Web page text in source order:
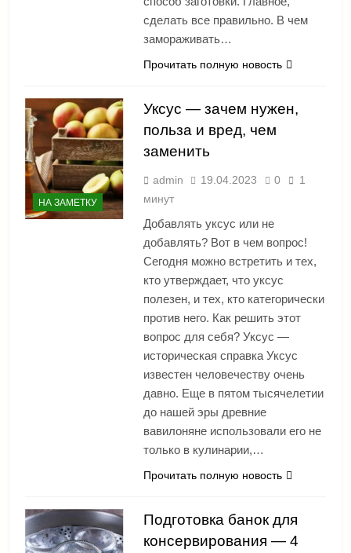
сделать все правильно. В чем
замораживать…
Прочитать полную новость
НА ЗАМЕТКУ
Уксус — зачем нужен,
польза и вред, чем
заменить
admin 19.04.2023 0
1
минут
Добавлять уксус или не
добавлять? Вот в чем вопрос!
Сегодня можно встретить и тех,
кто утверждает, что уксус
полезен, и тех, кто категорически
против него. Как решить этот
вопрос для себя? Уксус —
историческая справка Уксус
известен человечеству очень
давно. Еще в пятом тысячелетии
до нашей эры древние
вавилоняне использовали его не
только в кулинарии,…
Прочитать полную новость
Подготовка банок для
консервирования — 4